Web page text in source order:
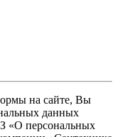
на сайте, Вы
данных
«О персональных